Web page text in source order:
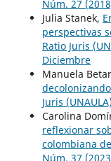
Núm. 27
Julia Stanek,
perspectivas
Ratio Juris
Diciembre
Manuela
Juris
Carolina
reflexionar
colombiana
Núm. 37